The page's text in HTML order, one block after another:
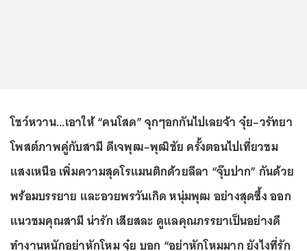
โชว์หวาน...เอาให้ “คนโสด” จุกๆอกกันไปเลยจ้า จุ๋ย–วรัทยา
โพสต์ภาพคู่กับสามี ดีเจพุฒ–พุฒิชัย ครั้งตอนไปเที่ยวชม
แสงเหนือ เพิ่มความสุดโรแมนติกด้วยลีลา “จุ๊บปาก” กันด้วย
พร้อมบรรยาย และอวยพรวันเกิด หนุ่มพุฒ อย่างสุดซึ้ง ออก
แนวชมคุณสามี น่ารัก เสียสละ ดูแลคุณภรรยาเป็นอย่างดี
ทำงานหนักอย่าหักโหม จุ๋ย บอก “อย่าหักโหมมาก ยังไงที่รัก